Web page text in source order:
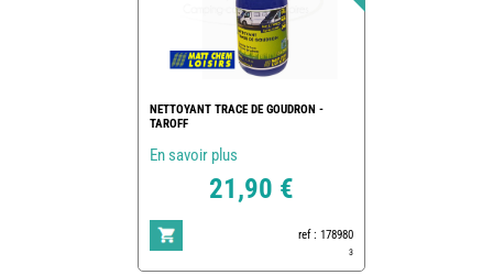
NETTOYANT TRACE DE GOUDRON -
TAROFF
En savoir plus
21,90 €
ref : 178980
3